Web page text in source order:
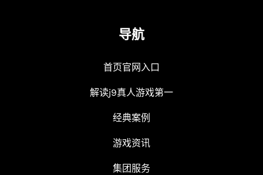
导航
首页官网入口
解读j9真人游戏第一
经典案例
游戏资讯
集团服务